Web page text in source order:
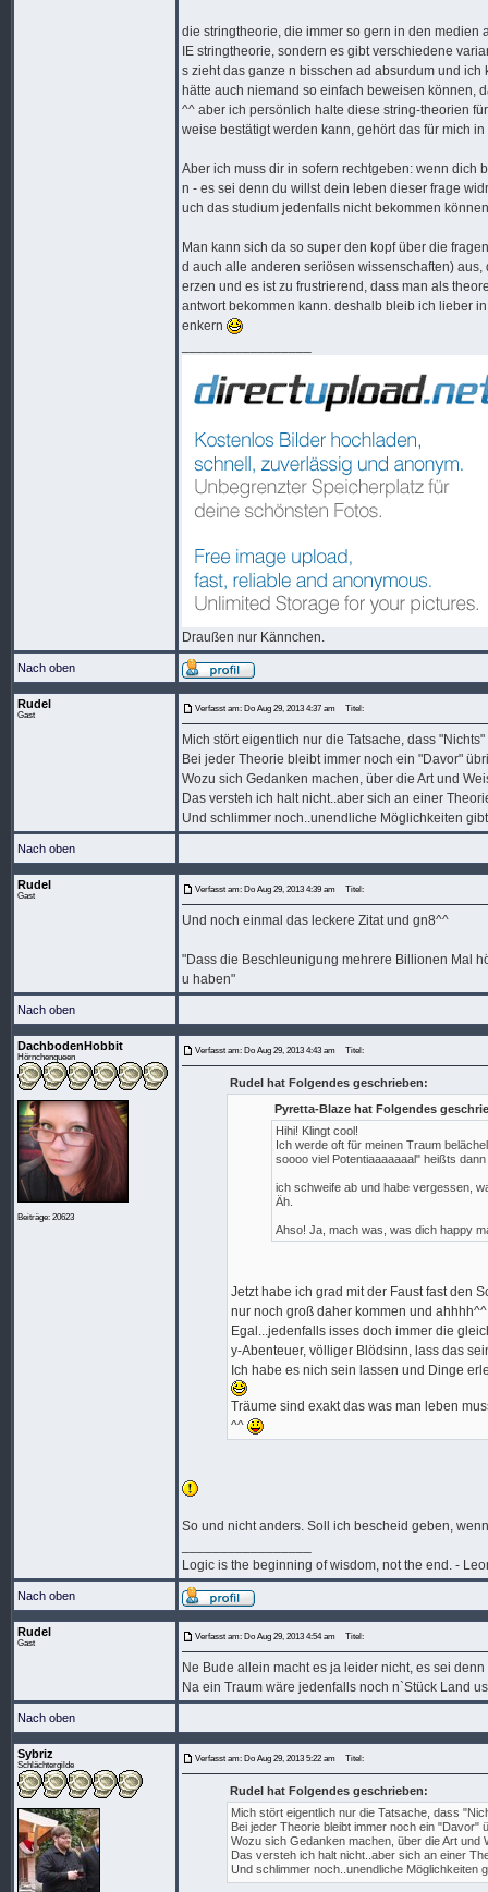
die stringtheorie, die immer so gern in den medien
IE stringtheorie, sondern es gibt verschiedene
s zieht das ganze n bisschen ad absurdum und
hätte auch niemand so einfach beweisen können,
^^ aber ich persönlich halte diese string-theorien
weise bestätigt werden kann, gehört das für mich
Aber ich muss dir in sofern rechtgeben: wenn dich
n - es sei denn du willst dein leben dieser frage
uch das studium jedenfalls nicht bekommen
Man kann sich da so super den kopf über die
d auch alle anderen seriösen wissenschaften)
erzen und es ist zu frustrierend, dass man als
antwort bekommen kann. deshalb bleib ich lieber
enkern
Draußen nur Kännchen.
Nach oben
Rudel
Gast
Verfasst am: Do Aug 29, 2013 4:37 am Titel:
Mich stört eigentlich nur die Tatsache, dass
Bei jeder Theorie bleibt immer noch ein "Davor"
Wozu sich Gedanken machen, über die Art und
Das versteh ich halt nicht..aber sich an einer
Und schlimmer noch..unendliche Möglichkeiten
Nach oben
Rudel
Gast
Verfasst am: Do Aug 29, 2013 4:39 am Titel:
Und noch einmal das leckere Zitat und gn8^^
"Dass die Beschleunigung mehrere Billionen Mal
u haben"
Nach oben
DachbodenHobbit
Hörnchenqueen
Beiträge: 20623
Verfasst am: Do Aug 29, 2013 4:43 am Titel:
Rudel hat Folgendes geschrieben:
Pyretta-Blaze hat Folgendes
Hihi! Klingt cool!
Ich werde oft für meinen Traum
soooo viel Potentiaaaaaaal" heißts
ich schweife ab und habe vergessen,
Äh.
Ahso! Ja, mach was, was dich happy
Jetzt habe ich grad mit der Faust fast den
nur noch groß daher kommen und ahhhh^^
Egal...jedenfalls isses doch immer die
y-Abenteuer, völliger Blödsinn, lass das
Ich habe es nich sein lassen und Dinge
Träume sind exakt das was man leben
^^
So und nicht anders. Soll ich bescheid geben,
Logic is the beginning of wisdom, not the end. -
Nach oben
Rudel
Gast
Verfasst am: Do Aug 29, 2013 4:54 am Titel:
Ne Bude allein macht es ja leider nicht, es sei
Na ein Traum wäre jedenfalls noch n`Stück Land
Nach oben
Sybriz
Schlächtergilde
Verfasst am: Do Aug 29, 2013 5:22 am Titel:
Rudel hat Folgendes geschrieben:
Mich stört eigentlich nur die Tatsache, dass
Bei jeder Theorie bleibt immer noch ein "Davor"
Wozu sich Gedanken machen, über die Art und
Das versteh ich halt nicht..aber sich an einer
Und schlimmer noch..unendliche Möglichkeiten